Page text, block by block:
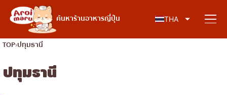
ค้นหาร้านอาหารญี่ปุ่น THA
อาหารญี่ปุ่น
ค้นหาร้านอาหาร
TOP ปทุมธานี
ปทุมธานี